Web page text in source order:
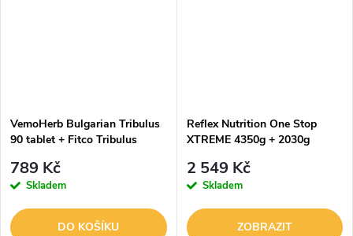
VemoHerb Bulgarian Tribulus
90 tablet + Fitco Tribulus
kapslí
789 Kč
Skladem
DO KOŠÍKU
Reflex Nutrition One Stop
XTREME 4350g + 2030g
2 549 Kč
Skladem
ZOBRAZIT